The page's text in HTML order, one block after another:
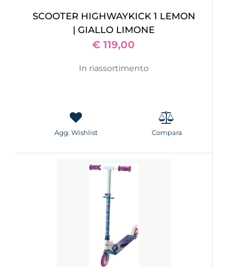
SCOOTER HIGHWAYKICK 1 LEMON
| GIALLO LIMONE
€ 119,00
In riassortimento
Agg. Wishlist Compara